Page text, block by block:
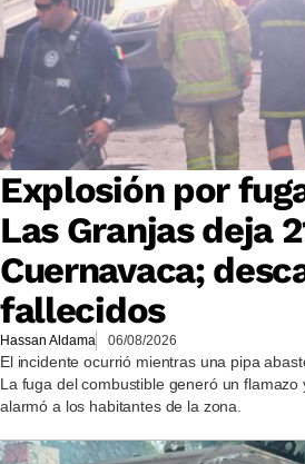
Explosión por
Las Granjas deja
Cuernavaca;
fallecidos
Hassan Aldama 06/08/2026
El incidente ocurrió mientras una pipa
La fuga del combustible generó un
alarmó a los habitantes de la zona.